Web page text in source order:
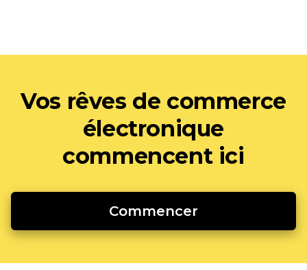
Vos rêves de commerce
électronique
commencent ici
Commencer